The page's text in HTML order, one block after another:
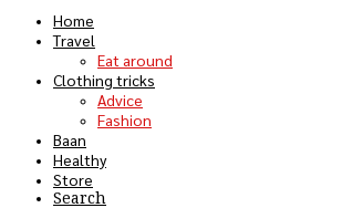
Home
Travel
Eat around
Clothing tricks
Advice
Fashion
Baan
Healthy
Store
Search